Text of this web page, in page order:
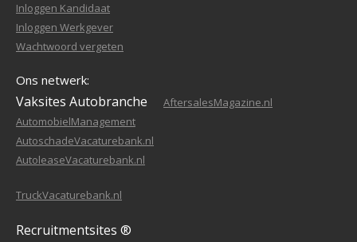
Inloggen Kandidaat
Inloggen Werkgever
Wachtwoord vergeten
Ons netwerk:
Vaksites Autobranche
AftersalesMagazine.nl
AutomobielManagement
AutoschadeVacaturebank.nl
AutoleaseVacaturebank.nl
TruckVacaturebank.nl
Recruitmentsites ®